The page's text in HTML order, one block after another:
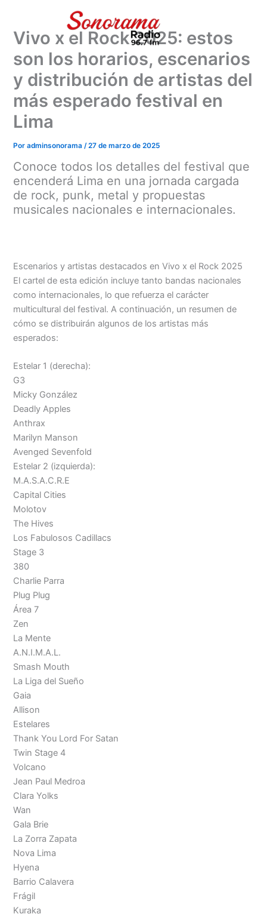
contenido
Menu
Vivo x el Rock 2025: estos
son los horarios, escenarios
y distribución de artistas del
más esperado festival en
Lima
Poradminsonorama/27 de marzo de 2025
Conoce todos los detalles del festival que
encenderá Lima en una jornada cargada
de rock, punk, metal y propuestas
musicales nacionales e internacionales.
Escenarios y artistas destacados en Vivo x el Rock 2025
El cartel de esta edición incluye tanto bandas nacionales
como internacionales, lo que refuerza el carácter
multicultural del festival. A continuación, un resumen de
cómo se distribuirán algunos de los artistas más
esperados:
Estelar 1 (derecha):
G3
Micky González
Deadly Apples
Anthrax
Marilyn Manson
Avenged Sevenfold
Estelar 2 (izquierda):
M.A.S.A.C.R.E
Capital Cities
Molotov
The Hives
Los Fabulosos Cadillacs
Stage 3
380
Charlie Parra
Plug Plug
Área 7
Zen
La Mente
A.N.I.M.A.L.
Smash Mouth
La Liga del Sueño
Gaia
Allison
Estelares
Thank You Lord For Satan
Twin Stage 4
Volcano
Jean Paul Medroa
Clara Yolks
Wan
Gala Brie
La Zorra Zapata
Nova Lima
Hyena
Barrio Calavera
Frágil
Kuraka